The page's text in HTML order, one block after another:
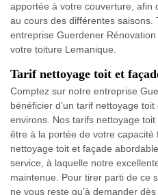
apportée à votre couverture, afin
au cours des différentes saisons.
entreprise Guerdener
votre toiture Lemanique.
Tarif nettoyage toit et
Comptez sur notre entreprise
bénéficier d’un tarif nettoyage
environs. Nos tarifs nettoyage
être à la portée de votre
nettoyage toit et façade
service, à laquelle notre
maintenue. Pour tirer parti de ce
ne vous reste qu’à demander